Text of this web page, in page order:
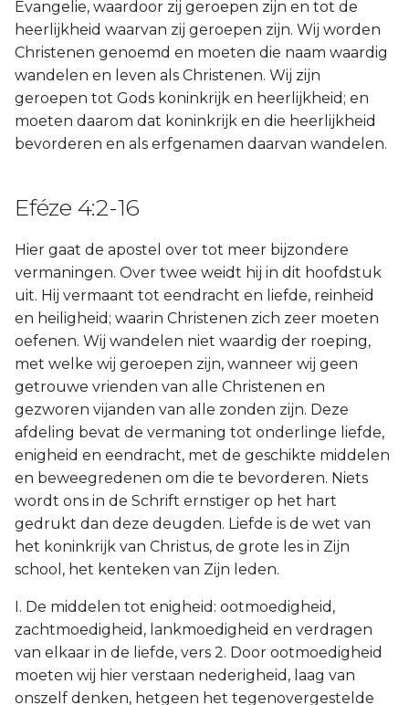
Evangelie, waardoor zij geroepen zijn en tot de
heerlijkheid waarvan zij geroepen zijn. Wij worden
Christenen genoemd en moeten die naam waardig
wandelen en leven als Christenen. Wij zijn
geroepen tot Gods koninkrijk en heerlijkheid; en
moeten daarom dat koninkrijk en die heerlijkheid
bevorderen en als erfgenamen daarvan wandelen.
Eféze 4:2-16
Hier gaat de apostel over tot meer bijzondere
vermaningen. Over twee weidt hij in dit hoofdstuk
uit. Hij vermaant tot eendracht en liefde, reinheid
en heiligheid; waarin Christenen zich zeer moeten
oefenen. Wij wandelen niet waardig der roeping,
met welke wij geroepen zijn, wanneer wij geen
getrouwe vrienden van alle Christenen en
gezworen vijanden van alle zonden zijn. Deze
afdeling bevat de vermaning tot onderlinge liefde,
enigheid en eendracht, met de geschikte middelen
en beweegredenen om die te bevorderen. Niets
wordt ons in de Schrift ernstiger op het hart
gedrukt dan deze deugden. Liefde is de wet van
het koninkrijk van Christus, de grote les in Zijn
school, het kenteken van Zijn leden.
I. De middelen tot enigheid: ootmoedigheid,
zachtmoedigheid, lankmoedigheid en verdragen
van elkaar in de liefde, vers 2. Door ootmoedigheid
moeten wij hier verstaan nederigheid, laag van
onszelf denken, hetgeen het tegenovergestelde